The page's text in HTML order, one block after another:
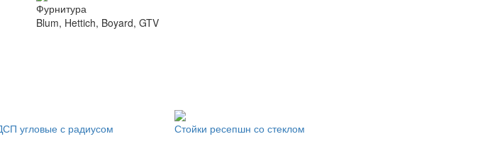
Фурнитура
Blum, Hettich, Boyard, GTV
угловые с радиусом Стойки ресепшн со стеклом